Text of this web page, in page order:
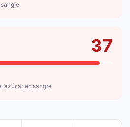
37
azúcar en sangre